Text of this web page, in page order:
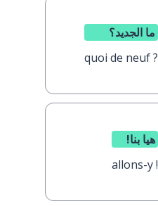
ما الجديد؟
quoi de neuf ?
هيا بنا!
allons-y !